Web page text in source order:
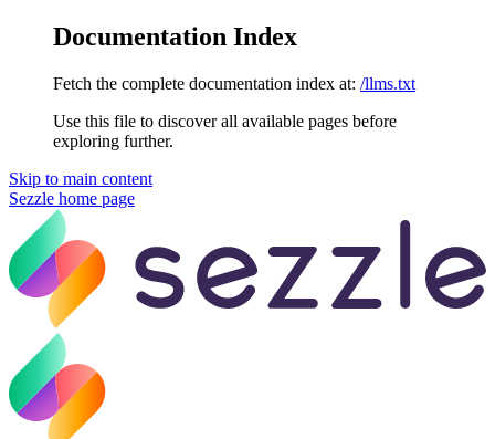
Documentation Index
Fetch the complete documentation index at: /llms.txt
Use this file to discover all available pages before
exploring further.
Skip to main content
Sezzle home page